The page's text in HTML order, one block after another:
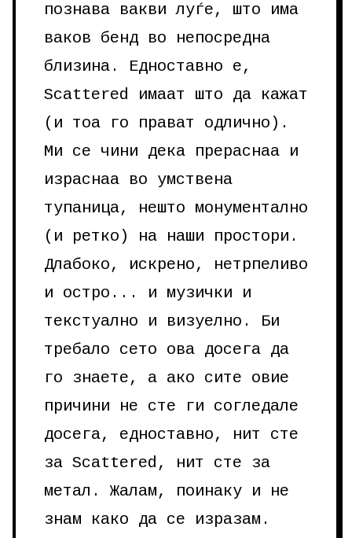
познава вакви луѓе, што има
ваков бенд во непосредна
близина. Едноставно е,
Scattered имаат што да кажат
(и тоа го прават одлично).
Ми се чини дека прераснаа и
израснаа во умствена
тупаница, нешто монументално
(и ретко) на наши простори.
Длабоко, искрено, нетрпеливо
и остро... и музички и
текстуално и визуелно. Би
требало сето ова досега да
го знаете, а ако сите овие
причини не сте ги согледале
досега, едноставно, нит сте
за Scattered, нит сте за
метал. Жалам, поинаку и не
знам како да се изразам.